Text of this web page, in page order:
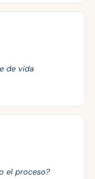
de vida
el proceso?